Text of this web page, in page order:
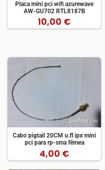
Placa mini pci wifi azurewave
AW-GU702 RTL8187B
10,00 €
Cabo pigtail 20CM u.fl ipx mini
pci para rp-sma fêmea
4,00 €